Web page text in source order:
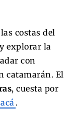
costas del
explorar la
con
catamarán. El
, cuesta por
acá .